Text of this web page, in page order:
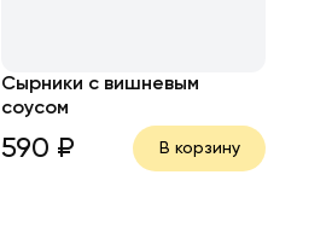
Сырники с вишневым
соусом
590 ₽ В корзину